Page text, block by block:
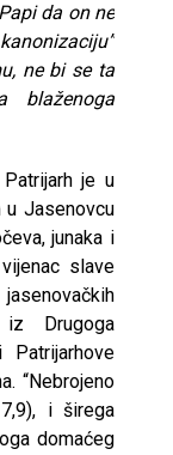
da on ne
ne bi se ta
blaženoga
Patrijarh je u
u Jasenovcu
junaka i
slave
iz Drugoga
“Nebrojeno
i širega
domaćeg